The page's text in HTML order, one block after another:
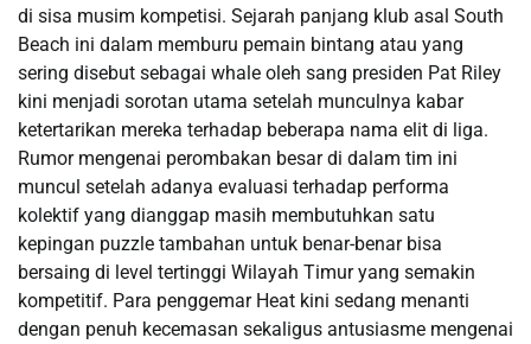
di sisa musim kompetisi. Sejarah panjang klub asal South
Beach ini dalam memburu pemain bintang atau yang
sering disebut sebagai whale oleh sang presiden Pat Riley
kini menjadi sorotan utama setelah munculnya kabar
ketertarikan mereka terhadap beberapa nama elit di liga.
Rumor mengenai perombakan besar di dalam tim ini
muncul setelah adanya evaluasi terhadap performa
kolektif yang dianggap masih membutuhkan satu
kepingan puzzle tambahan untuk benar-benar bisa
bersaing di level tertinggi Wilayah Timur yang semakin
kompetitif. Para penggemar Heat kini sedang menanti
dengan penuh kecemasan sekaligus antusiasme mengenai